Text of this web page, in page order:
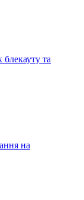
та
на